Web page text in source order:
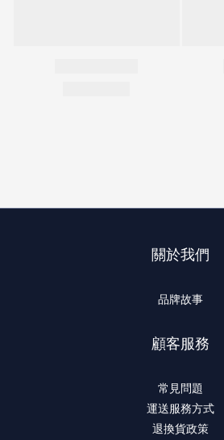
關於我們
品牌故事
顧客服務
常見問題
運送服務方式
退換貨政策